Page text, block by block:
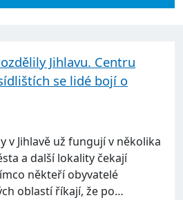
Jihlavu. Centru
se lidé bojí o
v Jihlavě už fungují v několika
a další lokality čekají
někteří obyvatelé
oblastí říkají, že po…